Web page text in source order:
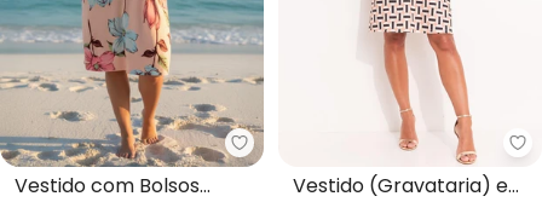
Quintess - Vestido com Bolsos
Vestido com Bolsos
Vestido (Gravataria) em